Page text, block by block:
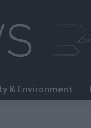
& Environment